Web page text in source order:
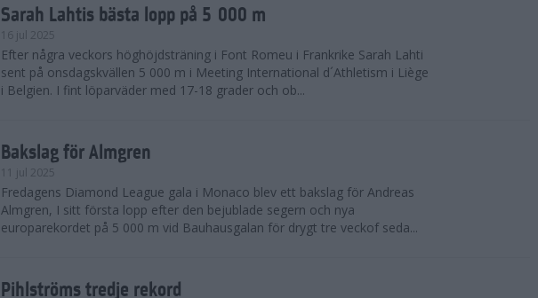
Sarah Lahtis bästa lopp på 5 000 m
16 jul 2025
Efter några veckors höghöjdsträning i Font Romeu i Frankrike Sarah Lahti
sent på onsdagskvällen 5 000 m i Meeting International d´Athletism i Liège
i Belgien. I fint löparväder med 17-18 grader och ob...
Bakslag för Almgren
11 jul 2025
Fredagens Diamond League gala i Monaco blev ett bakslag för Andreas
Almgren, I sitt första lopp efter den bejublade segern och nya
europarekordet på 5 000 m vid Bauhausgalan för drygt tre veckof seda...
Pihlströms tredje rekord